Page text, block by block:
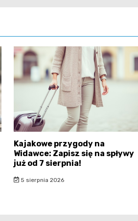
Kajakowe przygody na
Widawce: Zapisz się na spływy
już od 7 sierpnia!
5 sierpnia 2026